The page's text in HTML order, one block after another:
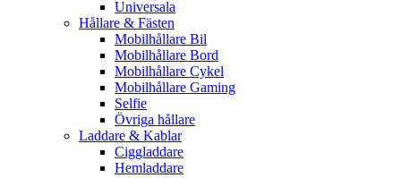
Universala
Hållare & Fästen
Mobilhållare Bil
Mobilhållare Bord
Mobilhållare Cykel
Mobilhållare Gaming
Selfie
Övriga hållare
Laddare & Kablar
Ciggladdare
Hemladdare